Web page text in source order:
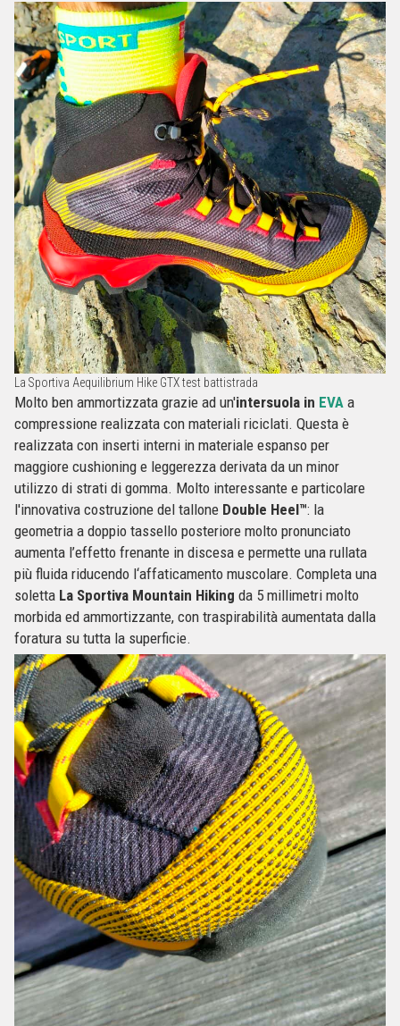
La Sportiva Aequilibrium Hike GTX test battistrada
Molto ben ammortizzata grazie ad un'intersuola in EVA a
compressione realizzata con materiali riciclati. Questa è
realizzata con inserti interni in materiale espanso per
maggiore cushioning e leggerezza derivata da un minor
utilizzo di strati di gomma. Molto interessante e particolare
l'innovativa costruzione del tallone Double Heel™: la
geometria a doppio tassello posteriore molto pronunciato
aumenta l’effetto frenante in discesa e permette una rullata
più fluida riducendo l‘affaticamento muscolare. Completa una
soletta La Sportiva Mountain Hiking da 5 millimetri molto
morbida ed ammortizzante, con traspirabilità aumentata dalla
foratura su tutta la superficie.